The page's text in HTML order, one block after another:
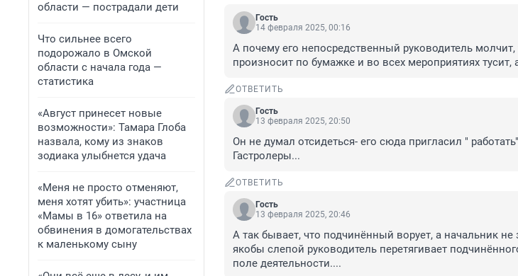
области — пострадали дети
Что сильнее всего
подорожало в Омской
области с начала года —
статистика
«Август принесет новые
возможности»: Тамара Глоба
назвала, кому из знаков
зодиака улыбнется удача
«Меня не просто отменяют,
меня хотят убить»: участница
«Мамы в 16» ответила на
обвинения в домогательствах
к маленькому сыну
Гость
14 февраля 2025, 00:16
А почему его непосредственный руководитель молчит,
произносит по бумажке и во всех мероприятиях тусит,
ОТВЕТИТЬ
Гость
13 февраля 2025, 20:50
Он не думал отсидеться- его сюда пригласил "
Гастролеры...
ОТВЕТИТЬ
Гость
13 февраля 2025, 20:46
А так бывает, что подчинённый ворует, а начальник не
якобы слепой руководитель перетягивает
поле деятельности....